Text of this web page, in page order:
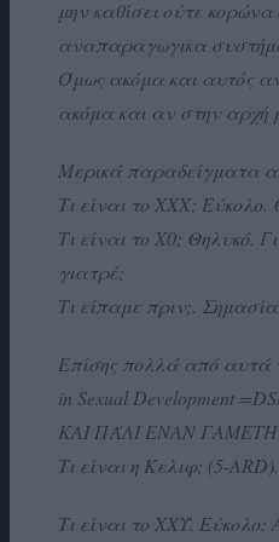
μην καθίσει ούτε
αναπαραγωγικα
Όμως ακόμα και αυτός
ακόμα και αν στην αρχή
Μερικά παραδείγματα
Τι είναι το ΧΧΧ; Εύκολο.
Τι είναι το Χ0; Θηλυκό.
γιατρέ;
Τι είπαμε πριν;.
Επίσης πολλά από αυτά
in Sexual Development
ΚΑΙ ΠΆΛΙ ΕΝΑΝ
Τι είναι η Κελιφ; (5-
Τι είναι το ΧΧΥ. Εύκολο: